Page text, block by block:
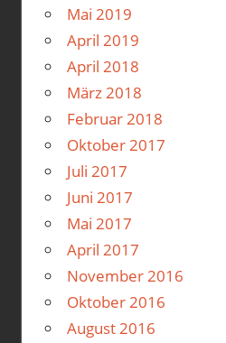
Mai 2019
April 2019
April 2018
März 2018
Februar 2018
Oktober 2017
Juli 2017
Juni 2017
Mai 2017
April 2017
November 2016
Oktober 2016
August 2016